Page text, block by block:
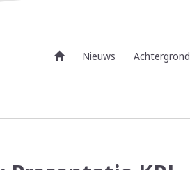
Nieuws Achtergrond